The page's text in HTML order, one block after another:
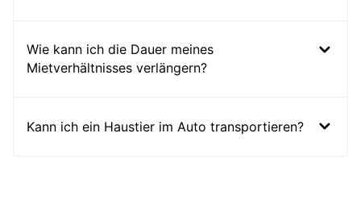
Wie kann ich die Dauer meines
Mietverhältnisses verlängern?
Kann ich ein Haustier im Auto transportieren?